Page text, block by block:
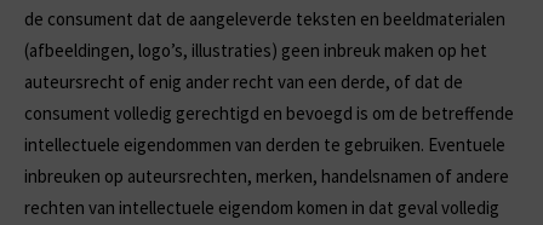
de consument dat de aangeleverde teksten en beeldmaterialen
(afbeeldingen, logo’s, illustraties) geen inbreuk maken op het
auteursrecht of enig ander recht van een derde, of dat de
consument volledig gerechtigd en bevoegd is om de betreffende
intellectuele eigendommen van derden te gebruiken. Eventuele
inbreuken op auteursrechten, merken, handelsnamen of andere
rechten van intellectuele eigendom komen in dat geval volledig